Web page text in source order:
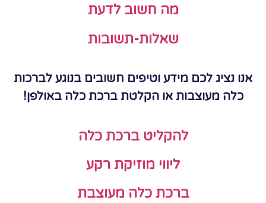
מה חשוב לדעת
שאלות-תשובות
אנו נציג לכם מידע וטיפים חשובים בנוגע לברכות
כלה מעוצבות או הקלטת ברכת כלה באולפן!
להקליט ברכת כלה
ליווי מוזיקת רקע
ברכת כלה מעוצבת